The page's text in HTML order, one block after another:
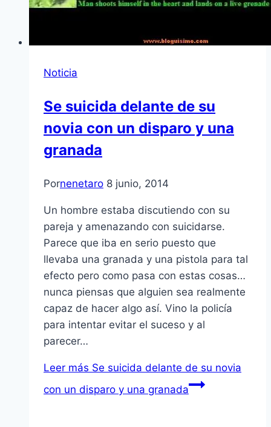
Noticia
Se suicida delante de su
novia con un disparo y una
granada
Pornenetaro 8 junio, 2014
Un hombre estaba discutiendo con su
pareja y amenazando con suicidarse.
Parece que iba en serio puesto que
llevaba una granada y una pistola para tal
efecto pero como pasa con estas cosas…
nunca piensas que alguien sea realmente
capaz de hacer algo así. Vino la policía
para intentar evitar el suceso y al
parecer…
Leer más Se suicida delante de su novia
con un disparo y una granada